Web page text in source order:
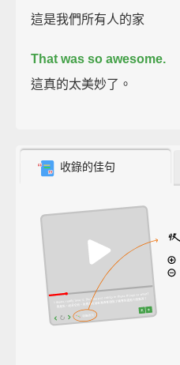
這是我們所有人的家
That was so awesome.
這真的太美妙了。
收錄的佳句